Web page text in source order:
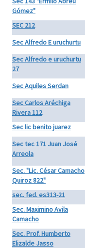
Gómez"
SEC 212
Sec Alfredo E uruchurtu
Sec Alfredo e uruchurtu
27
Sec Aquiles Serdan
Sec Carlos Aréchiga
Rivera 112
Sec lic benito juarez
Sec tec 171 Juan José
Arreola
Sec. "Lic. César Camacho
Quiroz 822"
sec. fed. es313-21
Sec. Maximino Avila
Camacho
Sec. Prof. Humberto
Elizalde Jasso